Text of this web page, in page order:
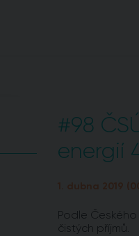
#98
energií
1. dubna 2019
Podle
čistých příjmů.